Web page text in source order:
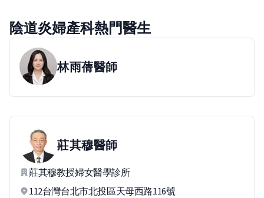
陰道炎婦產科熱門醫生
林雨蒨醫師
莊其穆醫師
莊其穆教授婦女醫學診所
112台灣台北市北投區天母西路116號